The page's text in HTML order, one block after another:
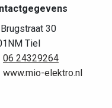
Brugstraat 30
Tiel
06 24329264
www.mio-elektro.nl